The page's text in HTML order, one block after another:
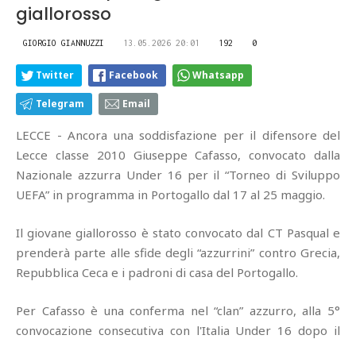
giallorosso
GIORGIO GIANNUZZI 13.05.2026 20:01 192 0
Twitter Facebook Whatsapp
Telegram Email
LECCE - Ancora una soddisfazione per il difensore del
Lecce classe 2010 Giuseppe Cafasso, convocato dalla
Nazionale azzurra Under 16 per il “Torneo di Sviluppo
UEFA” in programma in Portogallo dal 17 al 25 maggio.
Il giovane giallorosso è stato convocato dal CT Pasqual e
prenderà parte alle sfide degli “azzurrini” contro Grecia,
Repubblica Ceca e i padroni di casa del Portogallo.
Per Cafasso è una conferma nel “clan” azzurro, alla 5°
convocazione consecutiva con l'Italia Under 16 dopo il